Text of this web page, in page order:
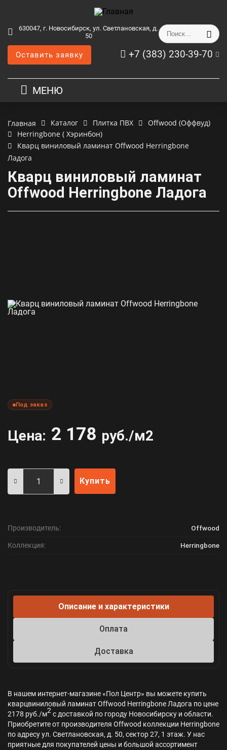
630047, г. Новосибирск, ул. Светлановская, д.
50
+7 (383) 230-39-70
Оставить заявку
МЕНЮ
Главная Каталог Плитка ПВХ
Offwood (Оффвуд)
Herringbone ( Хэринбон)
Кварц виниловый ламинат Offwood Herringbone
Ладога
Кварц виниловый ламинат
Offwood Herringbone Ладога
Под заказ
Цена: 2 178 руб./м2
Купить
Производитель: Offwood
Коллекция: Herringbone
Описание и характеристики
Оплата
Доставка
В нашем интернет-магазине «Пол Центр» вы можете купить
кварцвиниловый ламинат Offwood Herringbone Ладога по цене
2178 руб./м2с доставкой по городу Новосибирску и области.
Приобретите от производителя Offwood коллекции Herringbone
по адресу ул. Светлановская, д. 50, сектор 27, 1 этаж. У нас
приятные для покупателей цены и большой ассортимент